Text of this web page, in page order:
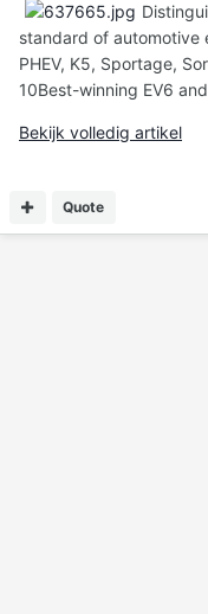
standard of automotive
PHEV, K5, Sportage,
10Best-winning EV6
Bekijk volledig artikel
Quote